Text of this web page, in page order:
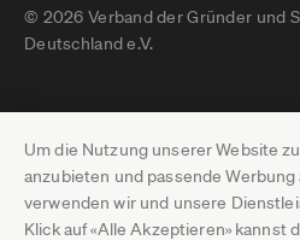
Um die Nutzung unserer Website
anzubieten und passende
verwenden wir und unsere
Klick auf «Alle Akzeptieren» kannst
© 2026 Verband der Gründer und
Deutschland e.V.
Impressum
Datenschutz
Pressebereich